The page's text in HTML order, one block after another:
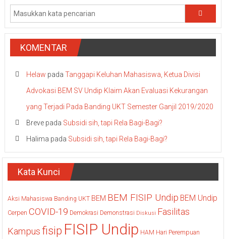
KOMENTAR
Helaw pada Tanggapi Keluhan Mahasiswa, Ketua Divisi
Advokasi BEM SV Undip Klaim Akan Evaluasi Kekurangan
yang Terjadi Pada Banding UKT Semester Ganjil 2019/2020
Brevepada Subsidi sih, tapi Rela Bagi-Bagi?
Halima pada Subsidi sih, tapi Rela Bagi-Bagi?
Kata Kunci
Aksi Mahasiswa Banding UKT BEM BEM FISIP Undip BEM Undip
Cerpen COVID-19 Demokrasi Demonstrasi Diskusi Fasilitas
Kampus fisip FISIP Undip HAM Hari Perempuan